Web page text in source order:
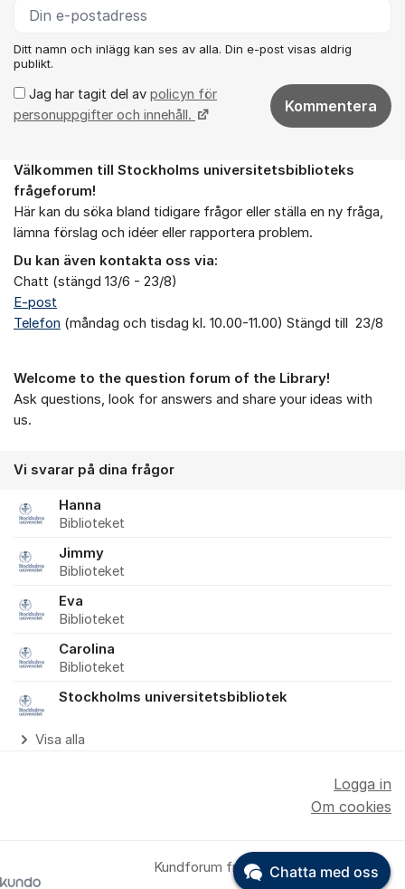
Ditt namn och inlägg kan ses av alla. Din e-post visas aldrig
publikt.
Jag har tagit del av policyn för
personuppgifter och innehåll.
Kommentera
Om forumet
Välkommen till Stockholms universitetsbiblioteks
frågeforum!
Här kan du söka bland tidigare frågor eller ställa en ny fråga,
lämna förslag och idéer eller rapportera problem.
Du kan även kontakta oss via:
Chatt (stängd 13/6 - 23/8)
E-post
Telefon (måndag och tisdag kl. 10.00-11.00) Stängd till 23/8
Welcome to the question forum of the Library!
Ask questions, look for answers and share your ideas with
us.
Vi svarar på dina frågor
Hanna
Biblioteket
Jimmy
Biblioteket
Eva
Biblioteket
Carolina
Biblioteket
Stockholms universitetsbibliotek
Visa alla
Kundforum från
Logga in
Om cookies
Chatta med oss